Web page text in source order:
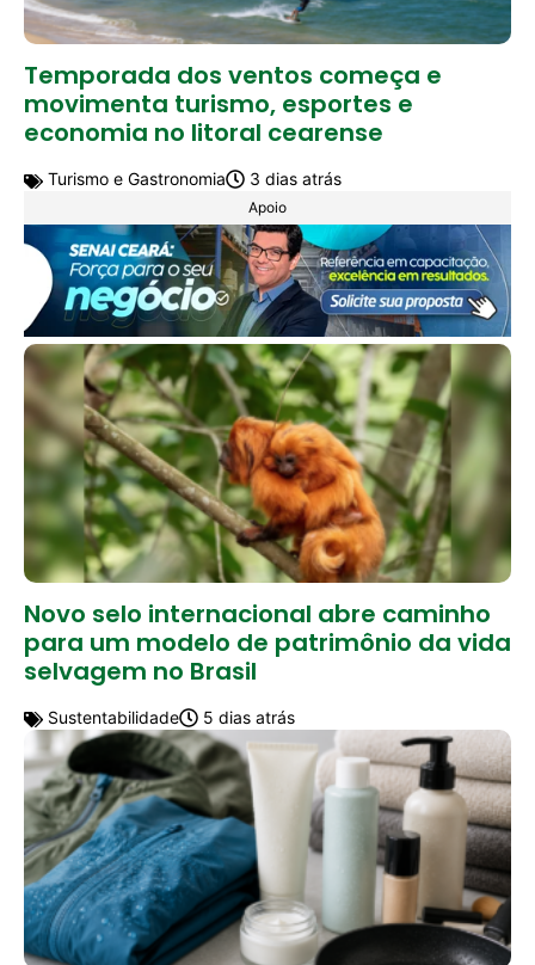
Temporada dos ventos começa e
movimenta turismo, esportes e
economia no litoral cearense
Turismo e Gastronomia 3 dias atrás
Apoio
Novo selo internacional abre caminho
para um modelo de patrimônio da vida
selvagem no Brasil
Sustentabilidade 5 dias atrás